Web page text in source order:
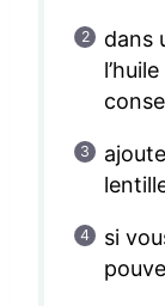
dans
si